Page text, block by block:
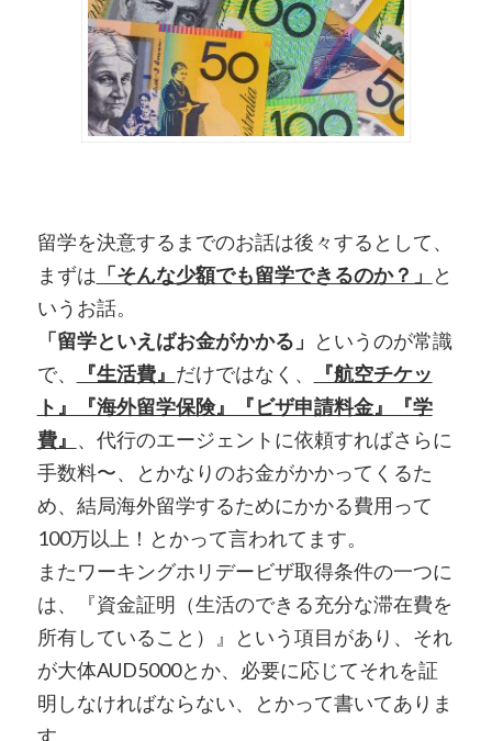
留学を決意するまでのお話は後々するとして、
まずは 「そんな少額でも留学できるのか？」 と
いうお話。
「留学といえばお金がかかる」 というのが常識
で、
『生活費』 だけではなく、
『航空チケッ
ト』『海外留学保険』『ビザ申請料金』『学
費』 、代行のエージェントに依頼すればさらに
手数料〜、とかなりのお金がかかってくるた
め、結局海外留学するためにかかる費用って
100万以上！とかって言われてます。
またワーキングホリデービザ取得条件の一つに
は、『資金証明（生活のできる充分な滞在費を
所有していること）』という項目があり、それ
が大体AUD5000とか、必要に応じてそれを証
明しなければならない、とかって書いてありま
す。